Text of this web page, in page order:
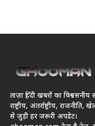
ताज़ा हिंदी खबरों का
राष्ट्रीय, अंतर्राष्ट्रीय,
से जुड़ी हर जरूरी अपडेट।